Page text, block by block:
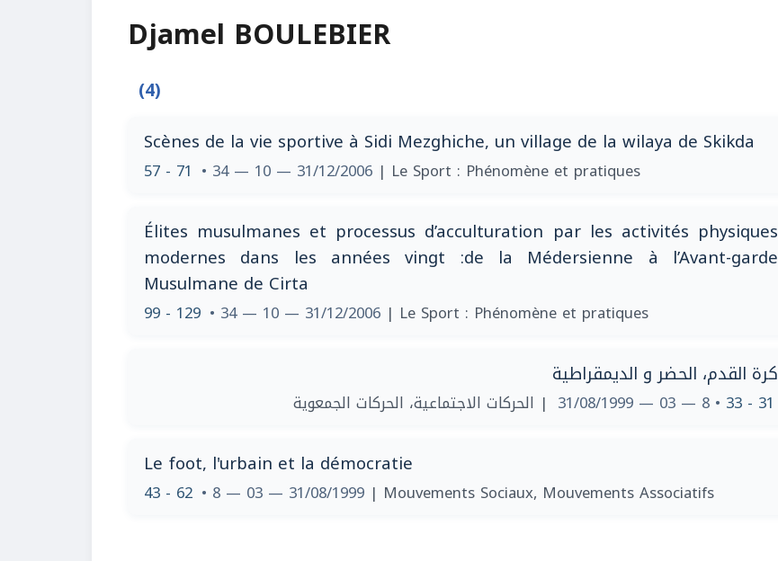
Djamel BOULEBIER
(4)
Scènes de la vie sportive à Sidi Mezghiche, un village de la wilaya de Skikda
57 - 71 • 34 — 10 — 31/12/2006 | Le Sport : Phénomène et pratiques
Élites musulmanes et processus d’acculturation par les activités physiques
modernes dans les années vingt :de la Médersienne à l’Avant-garde
Musulmane de Cirta
99 - 129 • 34 — 10 — 31/12/2006 | Le Sport : Phénomène et pratiques
كرة القدم، الحضر و الديمقراطية
31 - 33
• 8 — 03 — 31/08/1999 | الحركات الاجتماعية، الحركات الجمعوية
Le foot, l'urbain et la démocratie
43 - 62 • 8 — 03 — 31/08/1999 | Mouvements Sociaux, Mouvements Associatifs